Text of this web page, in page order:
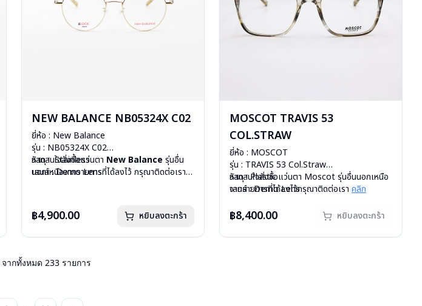
NEW BALANCE NB05324X C02
ยี่ห้อ : New Balance
รุ่น : NB05324X C02
วัสดุ : Stainless
เลนส์ : Demo Lens
อุปกรณ์ : กล่องแว่น , ผ้าเช็ดแว่น
การรับประกัน : 1 ปี
หากสนใจสั่งชื้อแว่นตา New Balance รุ่นอื่น
นอกเหนือจากรายการที่ได้ลงไว้ กรุณาติดต่อเรา
฿4,900.00 หยิบลงตะกร้า
MOSCOT TRAVIS 53
COL.STRAW
ยี่ห้อ : MOSCOT
รุ่น : TRAVIS 53 Col.Straw
วัสดุ : Plastic
เลนส์ : Demo Lens
น้ำหนัก : 26 กรัม
การรับประกัน : 1 ปี
หากสนใจสั่งชื้อแว่นตา Moscot รุ่นอื่นนอกเหนือ
จากรายการที่ได้ลงไว้กรุณาติดต่อเรา คลิก
ติดต่อเรา คลิก
฿8,400.00 หยิบลงตะกร้า
จากทั้งหมด 233 รายการ